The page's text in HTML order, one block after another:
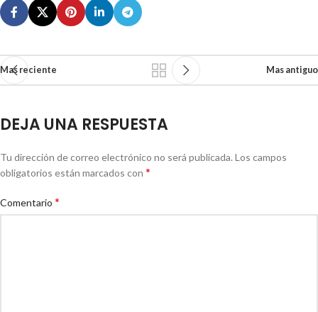
Mas reciente Mas antiguo
DEJA UNA RESPUESTA
Tu dirección de correo electrónico no será publicada. Los campos
obligatorios están marcados con *
Comentario *